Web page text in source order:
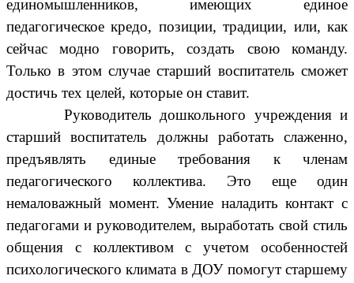
единомышленников, имеющих единое
педагогическое кредо, позиции, традиции, или, как
сейчас модно говорить, создать свою команду.
Только в этом случае старший воспитатель сможет
достичь тех целей, которые он ставит.
Руководитель дошкольного учреждения и
старший воспитатель должны работать слаженно,
предъявлять единые требования к членам
педагогического коллектива. Это еще один
немаловажный момент. Умение наладить контакт с
педагогами и руководителем, выработать свой стиль
общения с коллективом с учетом особенностей
психологического климата в ДОУ помогут старшему